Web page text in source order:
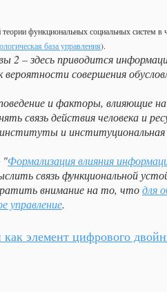
функциональных социальных систем
база управления).
2 – здесь приводится
совершения
и факторы, влияющие
связь действия человека и
и
"Формализация влияния
связь функциональной
внимание на то, чтодля
управление.
как элемент цифрового